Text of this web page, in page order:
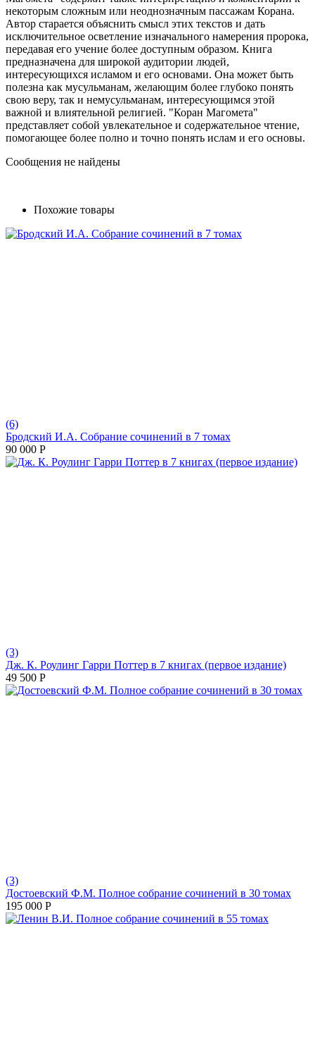
некоторым сложным или неоднозначным пассажам Корана.
Автор старается объяснить смысл этих текстов и дать
исключительное осветление изначального намерения пророка,
передавая его учение более доступным образом. Книга
предназначена для широкой аудитории людей,
интересующихся исламом и его основами. Она может быть
полезна как мусульманам, желающим более глубоко понять
свою веру, так и немусульманам, интересующимся этой
важной и влиятельной религией. "Коран Магомета"
представляет собой увлекательное и содержательное чтение,
помогающее более полно и точно понять ислам и его основы.
Сообщения не найдены
Похожие товары
(6)
Бродский И.А. Собрание сочинений в 7 томах
90 000 Р
(3)
Дж. К. Роулинг Гарри Поттер в 7 книгах (первое издание)
49 500 Р
(3)
Достоевский Ф.М. Полное собрание сочинений в 30 томах
195 000 Р